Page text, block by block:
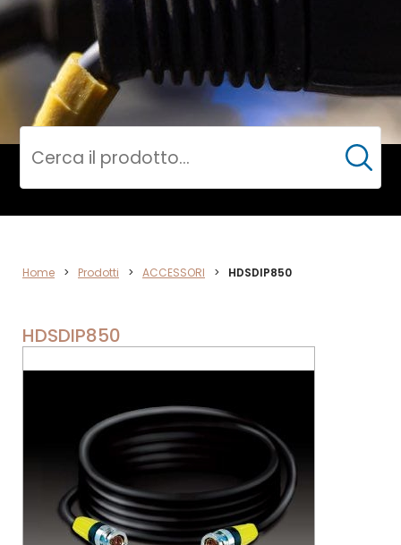
ACCESSORI
Cerca
Home > Prodotti > ACCESSORI > HDSDIP850
HDSDIP850